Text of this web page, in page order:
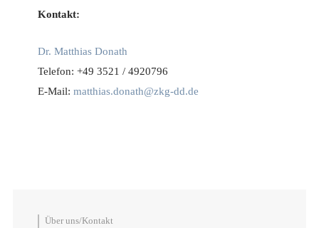
Kontakt:
Dr. Matthias Donath
Telefon: +49 3521 / 4920796
E-Mail: matthias.donath@zkg-dd.de
Über uns/Kontakt